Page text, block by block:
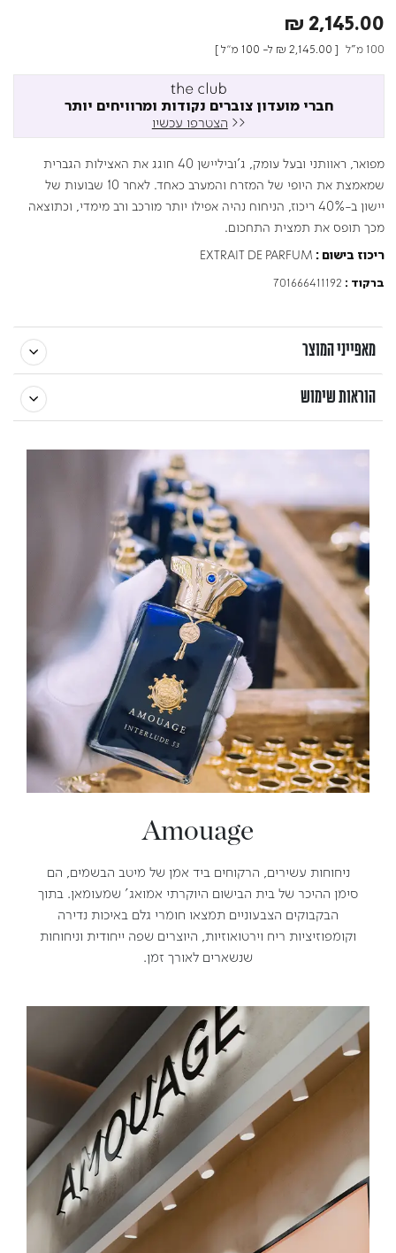
₪ 2,145.00
100 מ"ל [
₪ 2,145.00 ל- 100 מ"ל ]
חברי מועדון צוברים נקודות ומרוויחים יותר
<< הצטרפו עכשיו
מפואר, ראוותני ובעל עומק, ג'וביליישן 40 חוגג את האצילות הגברית
שמאמצת את היופי של המזרח והמערב כאחד. לאחר 10 שבועות של
יישון ב-40% ריכוז, הניחוח נהיה אפילו יותר מורכב ורב מימדי, וכתוצאה
מכך תופס את תמצית התחכום.
ריכוז בישום : EXTRAIT DE PARFUM
ברקוד : 701666411192
מאפייני המוצר
הוראות שימוש
Amouage
ניחוחות עשירים, הרקוחים ביד אמן של מיטב הבשמים, הם
סימן ההיכר של בית הבישום היוקרתי אמואג' שמעומאן. בתוך
הבקבוקים הצבעוניים תמצאו חומרי גלם באיכות נדירה
וקומפוזיציות ריח וירטואוזיות, היוצרים שפה ייחודית וניחוחות
שנשארים לאורך זמן.